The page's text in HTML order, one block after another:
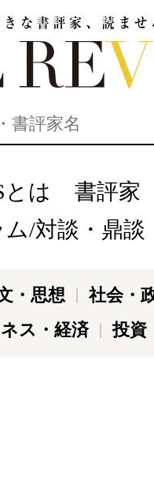
とは
書評家
/対談・鼎談
・思想
社会・
ス・経済 投資